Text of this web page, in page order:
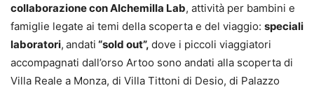
collaborazione con Alchemilla Lab, attività per bambini e
famiglie legate ai temi della scoperta e del viaggio: speciali
laboratori, andati “sold out”, dove i piccoli viaggiatori
accompagnati dall’orso Artoo sono andati alla scoperta di
Villa Reale a Monza, di Villa Tittoni di Desio, di Palazzo